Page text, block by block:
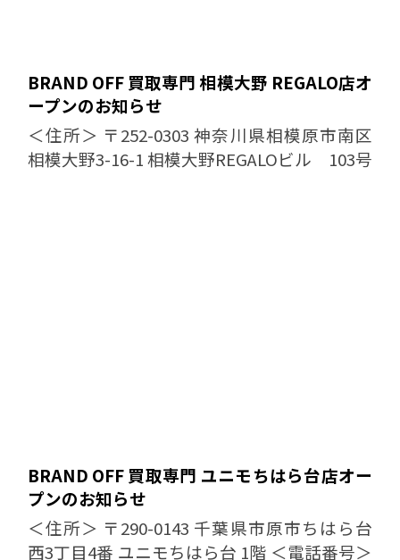
BRAND OFF 買取専門 相模大野 REGALO店オ
ープンのお知らせ
＜住所＞ 〒252-0303 神奈川県相模原市南区
相模大野3-16-1 相模大野REGALOビル 103号
BRAND OFF 買取専門 ユニモちはら台店オー
プンのお知らせ
＜住所＞ 〒290-0143 千葉県市原市ちはら台
西3丁目4番 ユニモちはら台 1階 ＜電話番号＞